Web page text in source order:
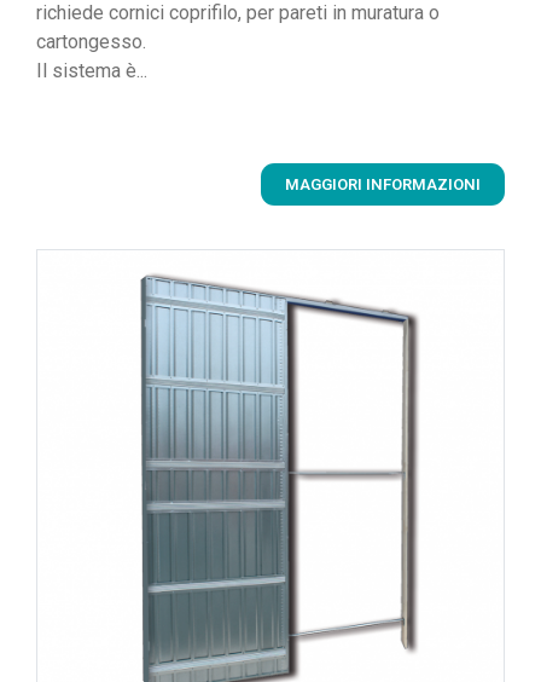
richiede cornici coprifilo, per pareti in muratura o
cartongesso.
Il sistema è...
MAGGIORI INFORMAZIONI